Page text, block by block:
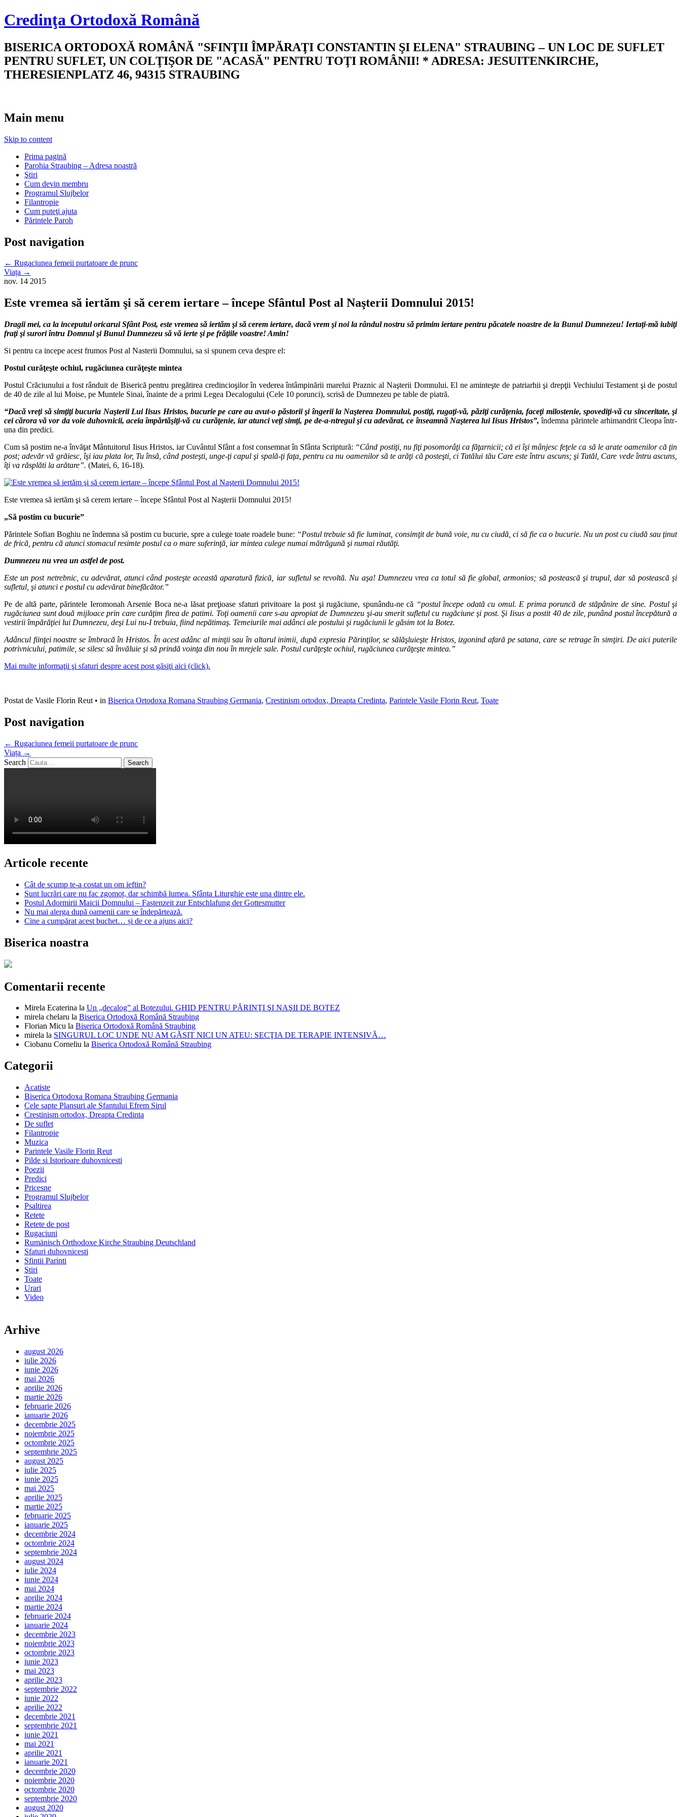
Credinţa Ortodoxă Română
BISERICA ORTODOXĂ ROMÂNĂ "SFINŢII ÎMPĂRAŢI CONSTANTIN ŞI ELENA" STRAUBING – UN LOC DE SUFLET
PENTRU SUFLET, UN COLŢIŞOR DE "ACASĂ" PENTRU TOŢI ROMÂNII! * ADRESA: JESUITENKIRCHE,
THERESIENPLATZ 46, 94315 STRAUBING
Main menu
Skip to content
Prima pagină
Parohia Straubing – Adresa noastră
Ştiri
Cum devin membru
Programul Slujbelor
Filantropie
Cum puteţi ajuta
Părintele Paroh
Post navigation
← Rugaciunea femeii purtatoare de prunc
Viața →
nov. 14 2015
Este vremea să iertăm şi să cerem iertare – începe Sfântul Post al Naşterii Domnului 2015!
Dragii mei, ca la inceputul oricarui Sfânt Post, este vremea să iertăm şi să cerem iertare, dacă vrem şi noi la rândul nostru să primim iertare pentru păcatele noastre de la Bunul Dumnezeu! Iertaţi-mă iubiţi
fraţi şi surori întru Domnul şi Bunul Dumnezeu să vă ierte şi pe frăţiile voastre! Amin!
Si pentru ca incepe acest frumos Post al Nasterii Domnului, sa si spunem ceva despre el:
Postul curăţeşte ochiul, rugăciunea curăţeşte mintea
Postul Crăciunului a fost rânduit de Biserică pentru pregătirea credincioşilor în vederea întâmpinării marelui Praznic al Naşterii Domnului. El ne aminteşte de patriarhii şi drepţii Vechiului Testament şi de postul
de 40 de zile al lui Moise, pe Muntele Sinai, înainte de a primi Legea Decalogului (Cele 10 porunci), scrisă de Dumnezeu pe table de piatră.
“Dacă vreţi să simţiţi bucuria Naşterii Lui Iisus Hristos, bucurie pe care au avut‐o păstorii şi îngerii la Naşterea Domnului, postiţi, rugaţi‐vă, păziţi curăţenia, faceţi milostenie, spovediţi‐vă cu sinceritate, şi
cei cărora vă vor da voie duhovnicii, aceia împărtăşiţi‐vă cu curăţenie, iar atunci veţi simţi, pe de‐a‐ntregul şi cu adevărat, ce înseamnă Naşterea lui Iisus Hristos”, îndemna părintele arhimandrit Cleopa într‐
una din predici.
Cum să postim ne‐a învăţat Mântuitorul Iisus Hristos, iar Cuvântul Sfânt a fost consemnat în Sfânta Scriptură: “Când postiţi, nu fiţi posomorâţi ca făţarnicii; că ei îşi mânjesc feţele ca să le arate oamenilor că ţin
post; adevăr vă grăiesc, îşi iau plata lor, Tu însă, când posteşti, unge‐ţi capul şi spală‐ţi faţa, pentru ca nu oamenilor să te arăţi că posteşti, ci Tatălui tău Care este întru ascuns; şi Tatăl, Care vede întru ascuns,
îţi va răsplăti la arătare”. (Matei, 6, 16-18).
Este vremea să iertăm şi să cerem iertare – începe Sfântul Post al Naşterii Domnului 2015!
„Să postim cu bucurie”
Părintele Sofian Boghiu ne îndemna să postim cu bucurie, spre a culege toate roadele bune: “Postul trebuie să fie luminat, consimţit de bună voie, nu cu ciudă, ci să fie ca o bucurie. Nu un post cu ciudă sau ţinut
de frică, pentru că atunci stomacul resimte postul ca o mare suferinţă, iar mintea culege numai mătrăgună şi numai răutăţi.
Dumnezeu nu vrea un astfel de post.
Este un post netrebnic, cu adevărat, atunci când posteşte această aparatură fizică, iar sufletul se revoltă. Nu aşa! Dumnezeu vrea ca totul să fie global, armonios; să postească şi trupul, dar să postească şi
sufletul, şi atunci e postul cu adevărat binefăcător.”
Pe de altă parte, părintele Ieromonah Arsenie Boca ne‐a lăsat preţioase sfaturi privitoare la post şi rugăciune, spunându‐ne că “postul începe odată cu omul. E prima poruncă de stăpânire de sine. Postul şi
rugăciunea sunt două mijloace prin care curăţim firea de patimi. Toţi oamenii care s‐au apropiat de Dumnezeu şi‐au smerit sufletul cu rugăciune şi post. Şi Iisus a postit 40 de zile, punând postul începătură a
vestirii împărăţiei lui Dumnezeu, deşi Lui nu‐I trebuia, fiind nepătimaş. Temeiurile mai adânci ale postului şi rugăciunii le găsim tot la Botez.
Adâncul fiinţei noastre se îmbracă în Hristos. În acest adânc al minţii sau în altarul inimii, după expresia Părinţilor, se sălăşluieşte Hristos, izgonind afară pe satana, care se retrage în simţiri. De aici puterile
potrivnicului, patimile, se silesc să învăluie şi să prindă voinţa din nou în mrejele sale. Postul curăţeşte ochiul, rugăciunea curăţeşte mintea.”
Mai multe informaţii şi sfaturi despre acest post găsiţi aici (click).
Postat de Vasile Florin Reut • in Biserica Ortodoxa Romana Straubing Germania, Crestinism ortodox, Dreapta Credinta, Parintele Vasile Florin Reut, Toate
Post navigation
← Rugaciunea femeii purtatoare de prunc
Viața →
Search
Articole recente
Cât de scump te-a costat un om ieftin?
Sunt lucrări care nu fac zgomot, dar schimbă lumea. Sfânta Liturghie este una dintre ele.
Postul Adormirii Maicii Domnului – Fastenzeit zur Entschlafung der Gottesmutter
Nu mai alerga după oamenii care se îndepărtează.
Cine a cumpărat acest buchet… și de ce a ajuns aici?
Biserica noastra
Comentarii recente
Mirela Ecaterina la Un „decalog” al Botezului. GHID PENTRU PĂRINŢI ŞI NAŞII DE BOTEZ
mirela chelaru la Biserica Ortodoxă Română Straubing
Florian Micu la Biserica Ortodoxă Română Straubing
mirela la SINGURUL LOC UNDE NU AM GĂSIT NICI UN ATEU: SECŢIA DE TERAPIE INTENSIVĂ…
Ciobanu Corneliu la Biserica Ortodoxă Română Straubing
Categorii
Acatiste
Biserica Ortodoxa Romana Straubing Germania
Cele sapte Plansuri ale Sfantului Efrem Sirul
Crestinism ortodox, Dreapta Credinta
De suflet
Filantropie
Muzica
Parintele Vasile Florin Reut
Pilde si Istorioare duhovnicesti
Poezii
Predici
Pricesne
Programul Slujbelor
Psaltirea
Retete
Retete de post
Rugaciuni
Rumänisch Orthodoxe Kirche Straubing Deutschland
Sfaturi duhovnicesti
Sfintii Parinti
Ştiri
Toate
Urari
Video
Arhive
august 2026
iulie 2026
iunie 2026
mai 2026
aprilie 2026
martie 2026
februarie 2026
ianuarie 2026
decembrie 2025
noiembrie 2025
octombrie 2025
septembrie 2025
august 2025
iulie 2025
iunie 2025
mai 2025
aprilie 2025
martie 2025
februarie 2025
ianuarie 2025
decembrie 2024
octombrie 2024
septembrie 2024
august 2024
iulie 2024
iunie 2024
mai 2024
aprilie 2024
martie 2024
februarie 2024
ianuarie 2024
decembrie 2023
noiembrie 2023
octombrie 2023
iunie 2023
mai 2023
aprilie 2023
septembrie 2022
iunie 2022
aprilie 2022
decembrie 2021
septembrie 2021
iunie 2021
mai 2021
aprilie 2021
ianuarie 2021
decembrie 2020
noiembrie 2020
octombrie 2020
septembrie 2020
august 2020